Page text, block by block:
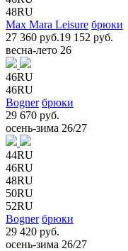
48RU
Max Mara Leisure брюки
27 360 руб.19 152 руб.
весна-лето 26
46RU
46RU
Bogner брюки
29 670 руб.
осень-зима 26/27
44RU
46RU
48RU
50RU
52RU
Bogner брюки
29 420 руб.
осень-зима 26/27